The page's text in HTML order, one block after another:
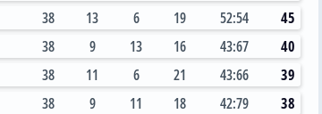
38 13 6 19 52:54
45
38 9 13 16 43:67
40
38 11 6 21 43:66
39
38 9 11 18 42:79
38